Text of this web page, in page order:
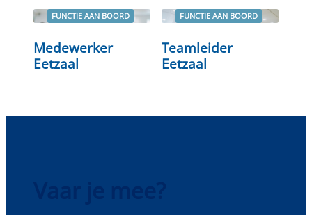
FUNCTIE AAN BOORD
Medewerker
Eetzaal
Lees verder
FUNCTIE AAN BOORD
Teamleider
Eetzaal
Lees verder